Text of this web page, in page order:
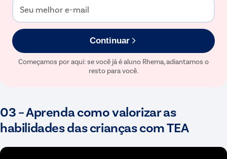
Seu melhor e-mail
Continuar
Começamos por aqui: se você já é aluno Rhema, adiantamos o
resto para você.
03 – Aprenda como valorizar as
habilidades das crianças com TEA